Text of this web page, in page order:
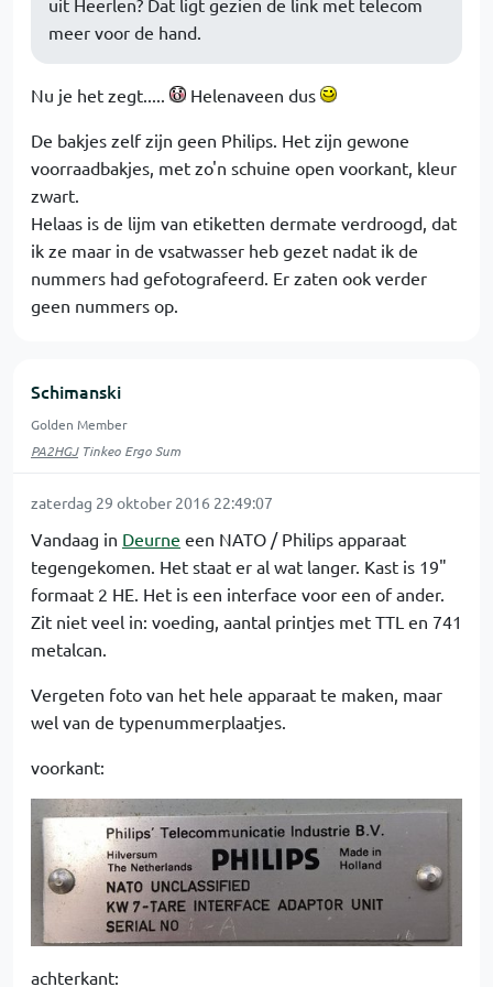
meer voor de hand.
Nu je het zegt..... Helenaveen dus
De bakjes zelf zijn geen Philips. Het zijn gewone
voorraadbakjes, met zo'n schuine open voorkant, kleur
zwart.
Helaas is de lijm van etiketten dermate verdroogd, dat
ik ze maar in de vsatwasser heb gezet nadat ik de
nummers had gefotografeerd. Er zaten ook verder
geen nummers op.
Schimanski
Golden Member
PA2HGJTinkeo Ergo Sum
zaterdag 29 oktober 2016 22:49:07
Vandaag in Deurne een NATO / Philips apparaat
tegengekomen. Het staat er al wat langer. Kast is 19"
formaat 2 HE. Het is een interface voor een of ander.
Zit niet veel in: voeding, aantal printjes met TTL en 741
metalcan.
Vergeten foto van het hele apparaat te maken, maar
wel van de typenummerplaatjes.
voorkant:
achterkant: